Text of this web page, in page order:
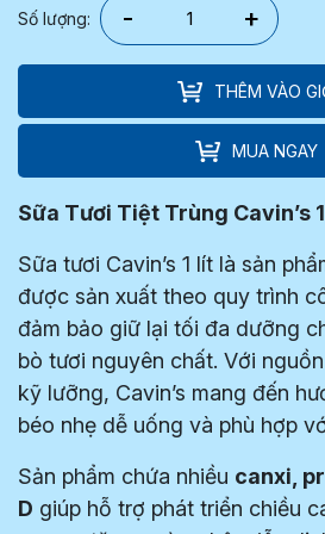
Số lượng: - +
THÊM VÀO
MUA NGAY
Sữa Tươi Tiệt Trùng Cavin’s
Sữa tươi Cavin’s 1 lít là sản
được sản xuất theo quy trình
đảm bảo giữ lại tối đa dưỡng
bò tươi nguyên chất. Với
kỹ lưỡng, Cavin’s mang đến
béo nhẹ dễ uống và phù hợp
Sản phẩm chứa nhiều canxi,
D giúp hỗ trợ phát triển chiều